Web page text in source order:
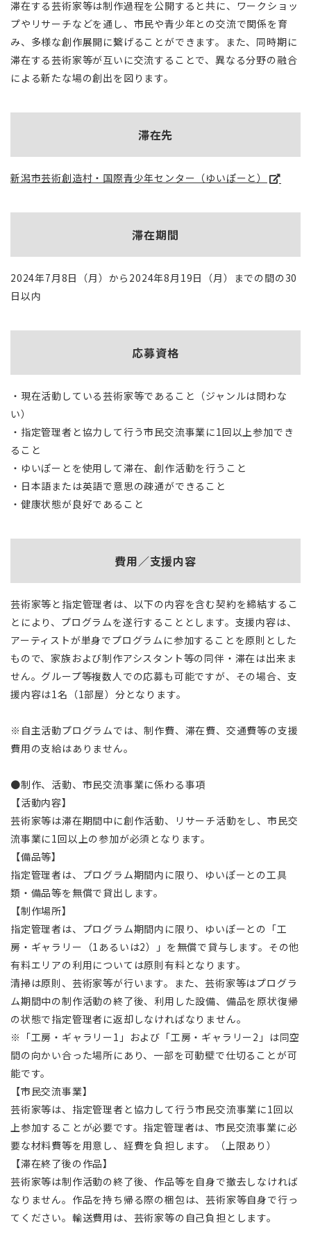
滞在する芸術家等は制作過程を公開すると共に、ワークショッ
プやリサーチなどを通し、市民や青少年との交流で関係を育
み、多様な創作展開に繋げることができます。また、同時期に
滞在する芸術家等が互いに交流することで、異なる分野の融合
による新たな場の創出を図ります。
滞在先
新潟市芸術創造村・国際青少年センター（ゆいぽーと）
滞在期間
2024年7月8日（月）から2024年8月19日（月）までの間の30
日以内
応募資格
・現在活動している芸術家等であること（ジャンルは問わな
い）
・指定管理者と協力して行う市民交流事業に1回以上参加でき
ること
・ゆいぽーとを使用して滞在、創作活動を行うこと
・日本語または英語で意思の疎通ができること
・健康状態が良好であること
費用／支援内容
芸術家等と指定管理者は、以下の内容を含む契約を締結するこ
とにより、プログラムを遂行することとします。支援内容は、
アーティストが単身でプログラムに参加することを原則とした
もので、家族および制作アシスタント等の同伴・滞在は出来ま
せん。グループ等複数人での応募も可能ですが、その場合、支
援内容は1名（1部屋）分となります。
※自主活動プログラムでは、制作費、滞在費、交通費等の支援
費用の支給はありません。
●制作、活動、市民交流事業に係わる事項
【活動内容】
芸術家等は滞在期間中に創作活動、リサーチ活動をし、市民交
流事業に1回以上の参加が必須となります。
【備品等】
指定管理者は、プログラム期間内に限り、ゆいぽーとの工具
類・備品等を無償で貸出します。
【制作場所】
指定管理者は、プログラム期間内に限り、ゆいぽーとの「工
房・ギャラリー（1あるいは2）」を無償で貸与します。その他
有料エリアの利用については原則有料となります。
清掃は原則、芸術家等が行います。また、芸術家等はプログラ
ム期間中の制作活動の終了後、利用した設備、備品を原状復帰
の状態で指定管理者に返却しなければなりません。
※「工房・ギャラリー1」および「工房・ギャラリー2」は同空
間の向かい合った場所にあり、一部を可動壁で仕切ることが可
能です。
【市民交流事業】
芸術家等は、指定管理者と協力して行う市民交流事業に1回以
上参加することが必要です。指定管理者は、市民交流事業に必
要な材料費等を用意し、経費を負担します。（上限あり）
【滞在終了後の作品】
芸術家等は制作活動の終了後、作品等を自身で撤去しなければ
なりません。作品を持ち帰る際の梱包は、芸術家等自身で行っ
てください。輸送費用は、芸術家等の自己負担とします。